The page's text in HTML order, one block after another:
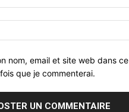
nom, email et site web dans
que je commenterai.